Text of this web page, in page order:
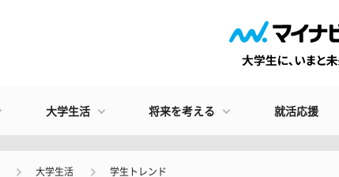
大学生活 将来を考える 就活応援
大学生活
学生トレンド